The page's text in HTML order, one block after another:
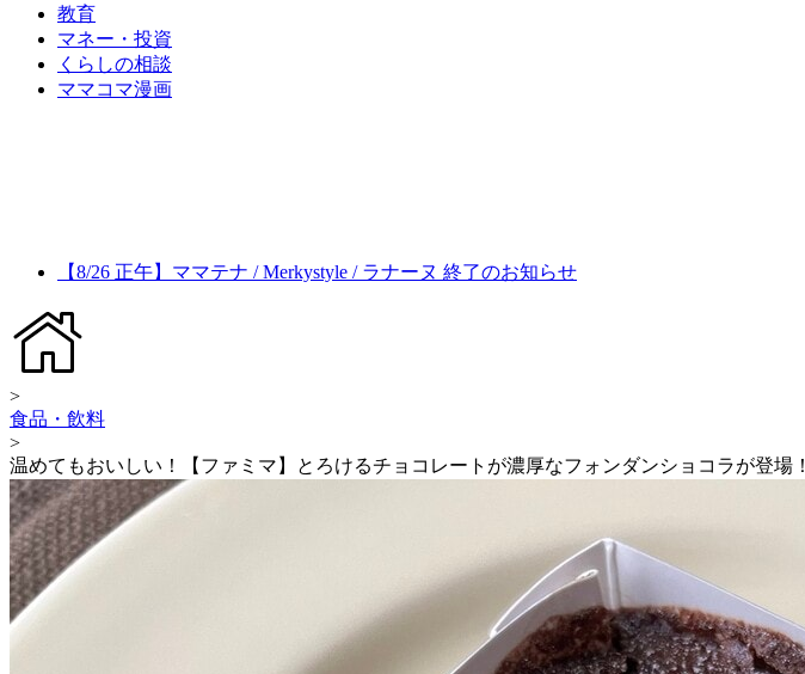
教育
マネー・投資
くらしの相談
ママコマ漫画
【8/26 正午】ママテナ / Merkystyle / ラナーヌ 終了のお知らせ
>
食品・飲料
>
温めてもおいしい！【ファミマ】とろけるチョコレートが濃厚なフォンダンショコラが登場！